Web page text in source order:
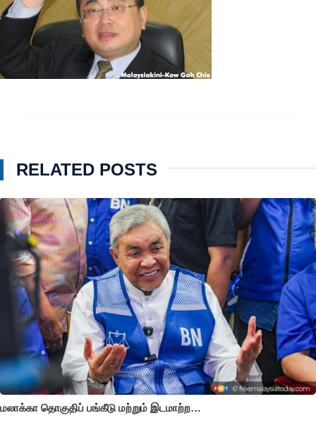
RELATED POSTS
மலாக்கா தொகுதிப் பங்கீடு மற்றும் இடமாற்ற…